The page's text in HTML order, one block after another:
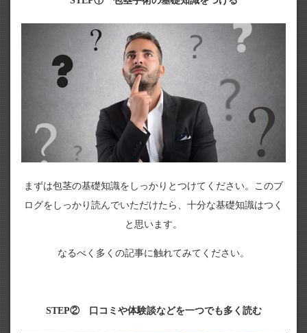
まずは包茎の基礎知識をしっかりとつけてください。このブ
ログをしっかり読んでいただけたら、十分な基礎知識はつく
と思います。
なるべく多くの記事に触れてみてください。
STEP② 口コミや体験談などを一つでも多く読む